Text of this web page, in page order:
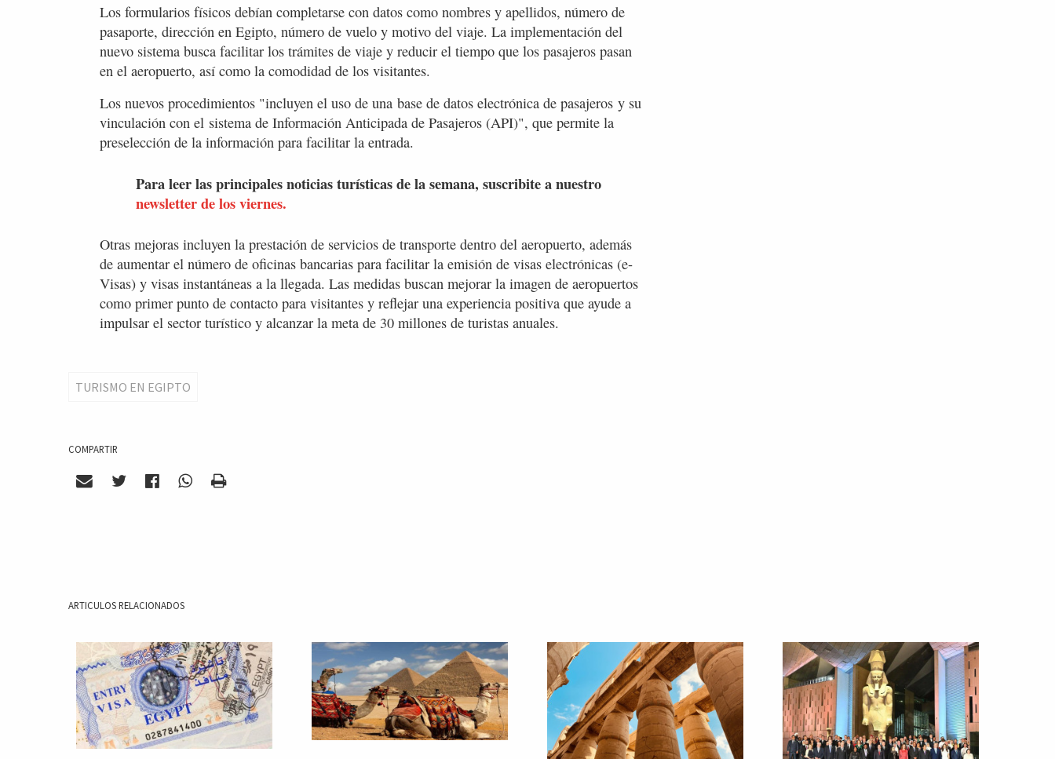
Los formularios físicos debían completarse con datos como nombres y apellidos, número de
pasaporte, dirección en Egipto, número de vuelo y motivo del viaje. La implementación del
nuevo sistema busca facilitar los trámites de viaje y reducir el tiempo que los pasajeros pasan
en el aeropuerto, así como la comodidad de los visitantes.
Los nuevos procedimientos "incluyen el uso de una base de datos electrónica de pasajeros y su
vinculación con el sistema de Información Anticipada de Pasajeros (API)", que permite la
preselección de la información para facilitar la entrada.
Para leer las principales noticias turísticas de la semana, suscribite a nuestro
newsletter de los viernes.
Otras mejoras incluyen la prestación de servicios de transporte dentro del aeropuerto, además
de aumentar el número de oficinas bancarias para facilitar la emisión de visas electrónicas (e-
Visas) y visas instantáneas a la llegada. Las medidas buscan mejorar la imagen de aeropuertos
como primer punto de contacto para visitantes y reflejar una experiencia positiva que ayude a
impulsar el sector turístico y alcanzar la meta de 30 millones de turistas anuales.
TURISMO EN EGIPTO
COMPARTIR
ARTICULOS RELACIONADOS